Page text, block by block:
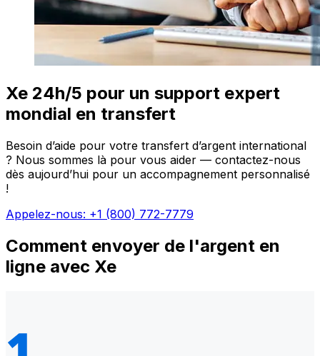
Xe 24h/5 pour un support expert
mondial en transfert
Besoin d’aide pour votre transfert d’argent international
? Nous sommes là pour vous aider — contactez-nous
dès aujourd’hui pour un accompagnement personnalisé
!
Appelez-nous: +1 (800) 772-7779
Comment envoyer de l'argent en
ligne avec Xe